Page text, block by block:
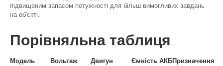
підвищеним запасом потужності для більш вимогливих завдань
на об'єкті.
Порівняльна таблиця
Модель Вольтаж Двигун Ємність АКБПризначення